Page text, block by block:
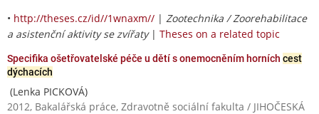
• http://theses.cz/id//1wnaxm// | Zootechnika / Zoorehabilitace
a asistenční aktivity se zvířaty| Theses on a related topic
Specifika ošetřovatelské péče u dětí s onemocněním horních cest
dýchacích
(Lenka PICKOVÁ)
2012, Bakalářská práce, Zdravotně sociální fakulta / JIHOČESKÁ